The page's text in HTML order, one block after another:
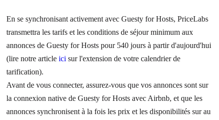
En se synchronisant activement avec Guesty for Hosts, PriceLabs
transmettra les tarifs et les conditions de séjour minimum aux
annonces de Guesty for Hosts pour 540 jours à partir d'aujourd'hui
(lire notre article ici sur l'extension de votre calendrier de
tarification).
Avant de vous connecter, assurez-vous que vos annonces sont sur
la connexion native de Guesty for Hosts avec Airbnb, et que les
annonces synchronisent à la fois les prix et les disponibilités sur au